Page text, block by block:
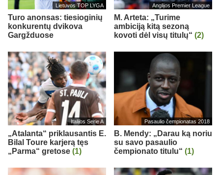
Lietuvos TOP LYGA
Turo anonsas: tiesioginių
konkurentų dvikova
Gargžduose
Anglijos Premier League
M. Arteta: „Turime
ambiciją kitą sezoną
kovoti dėl visų titulų“ (2)
Italijos Serie A
„Atalanta“ priklausantis E.
Bilal Toure karjerą tęs
„Parma“ gretose (1)
Pasaulio čempionatas 2018
B. Mendy: „Darau ką noriu
su savo pasaulio
čempionato titulu“ (1)